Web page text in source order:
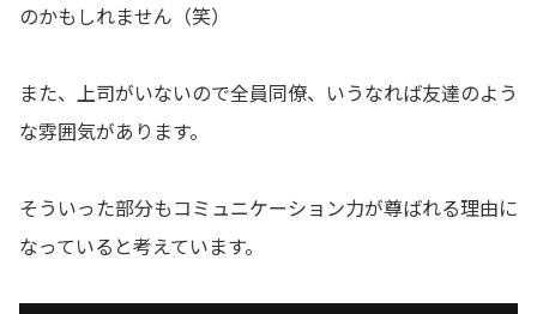
のかもしれません（笑）
また、上司がいないので全員同僚、いうなれば友達のよう
な雰囲気があります。
そういった部分もコミュニケーション力が尊ばれる理由に
なっていると考えています。